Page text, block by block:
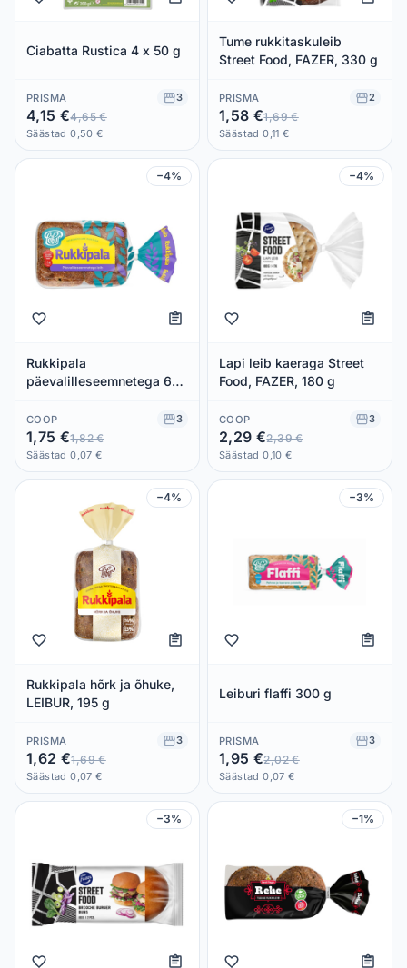
Ciabatta Rustica 4 x 50 g
PRISMA 3
4,15 €4,65 €
Säästad 0,50 €
Tume rukkitaskuleib
Street Food, FAZER, 330 g
PRISMA 2
1,58 €1,69 €
Säästad 0,11 €
−4%
Rukkipala
päevalilleseemnetega 6
COOP 3
1,75 €1,82 €
Säästad 0,07 €
−4%
Lapi leib kaeraga Street
Food, FAZER, 180 g
COOP 3
2,29 €2,39 €
Säästad 0,10 €
−4%
Rukkipala hõrk ja õhuke,
LEIBUR, 195 g
PRISMA 3
1,62 €1,69 €
Säästad 0,07 €
−3%
Leiburi flaffi 300 g
PRISMA 3
1,95 €2,02 €
Säästad 0,07 €
−3% −1%